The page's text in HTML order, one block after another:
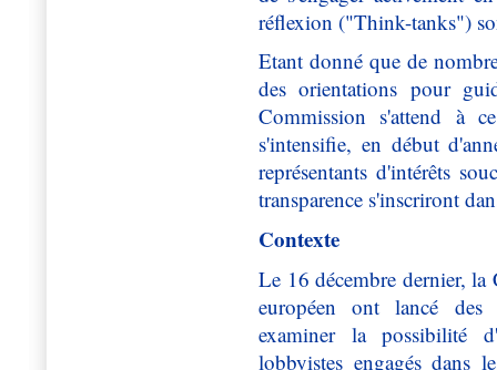
réflexion ("Think-tanks")
Etant donné que de
des orientations pour
Commission s'attend à
s'intensifie, en début
représentants d'intérêts
transparence s'inscriront
Contexte
Le 16 décembre dernier, la
européen ont lancé des
examiner la possibilité
lobbyistes engagés dans